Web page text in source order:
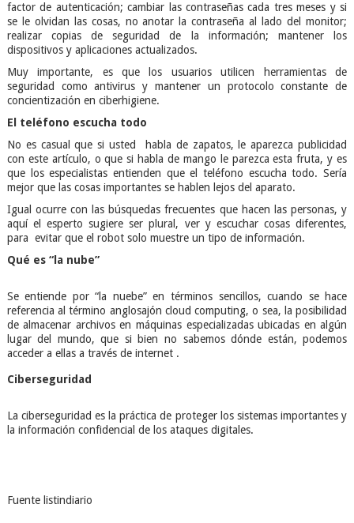
factor de autenticación; cambiar las contraseñas cada tres meses y si
se le olvidan las cosas, no anotar la contraseña al lado del monitor;
realizar copias de seguridad de la información; mantener los
dispositivos y aplicaciones actualizados.
Muy importante, es que los usuarios utilicen herramientas de
seguridad como antivirus y mantener un protocolo constante de
concientización en ciberhigiene.
El teléfono escucha todo
No es casual que si usted habla de zapatos, le aparezca publicidad
con este artículo, o que si habla de mango le parezca esta fruta, y es
que los especialistas entienden que el teléfono escucha todo. Sería
mejor que las cosas importantes se hablen lejos del aparato.
Igual ocurre con las búsquedas frecuentes que hacen las personas, y
aquí el esperto sugiere ser plural, ver y escuchar cosas diferentes,
para evitar que el robot solo muestre un tipo de información.
Qué es “la nube”
Se entiende por “la nuebe” en términos sencillos, cuando se hace
referencia al término anglosajón cloud computing, o sea, la posibilidad
de almacenar archivos en máquinas especializadas ubicadas en algún
lugar del mundo, que si bien no sabemos dónde están, podemos
acceder a ellas a través de internet .
Ciberseguridad
La ciberseguridad es la práctica de proteger los sistemas importantes y
la información confidencial de los ataques digitales.
Fuente listindiario